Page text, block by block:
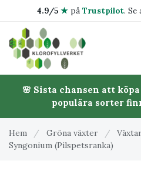
4.9/5 ★på Trustpilot. Se
🌸 Sista chansen att
populära sorter
Hem / Gröna växter /
Syngonium (Pilspetsranka)